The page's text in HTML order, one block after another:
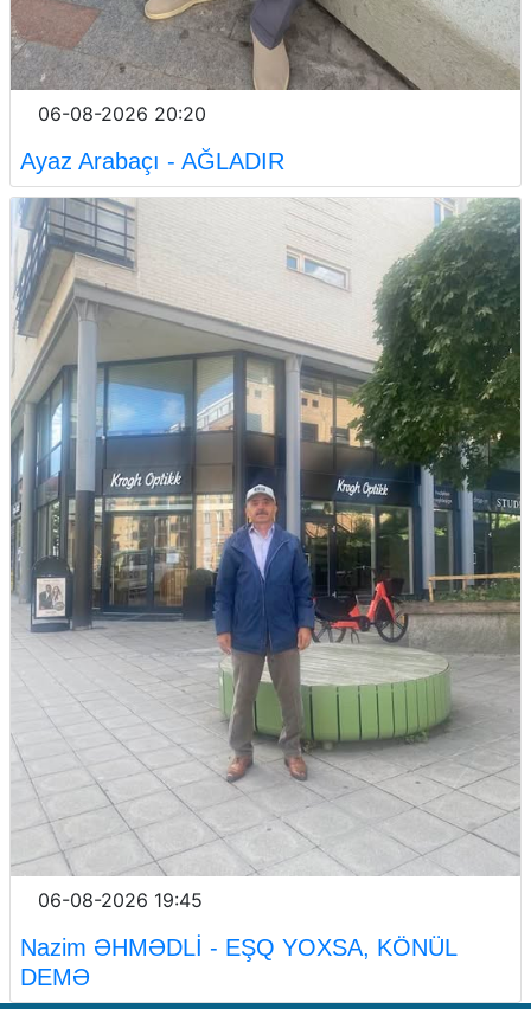
06-08-2026 20:20
Ayaz Arabaçı - AĞLADIR
06-08-2026 19:45
Nazim ƏHMƏDLİ - EŞQ YOXSA, KÖNÜL
DEMƏ